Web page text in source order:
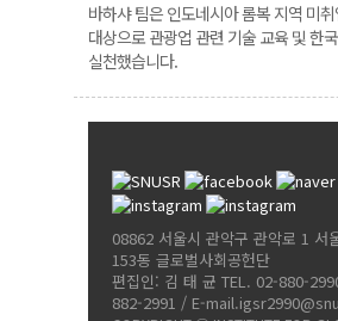
바하샤 팀은 인도네시아 롬복 지역 미
대상으로 관광업 관련 기술 교육 및 한
실천했습니다.
08862 서울시 관악구 관악로 1 서
153동 글로벌사회공헌단
편집인: 김 태 균 TEL. 02-880-
882-2991 / E-